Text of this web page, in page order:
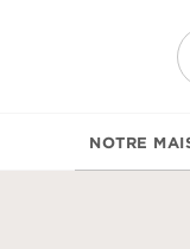
NOTRE